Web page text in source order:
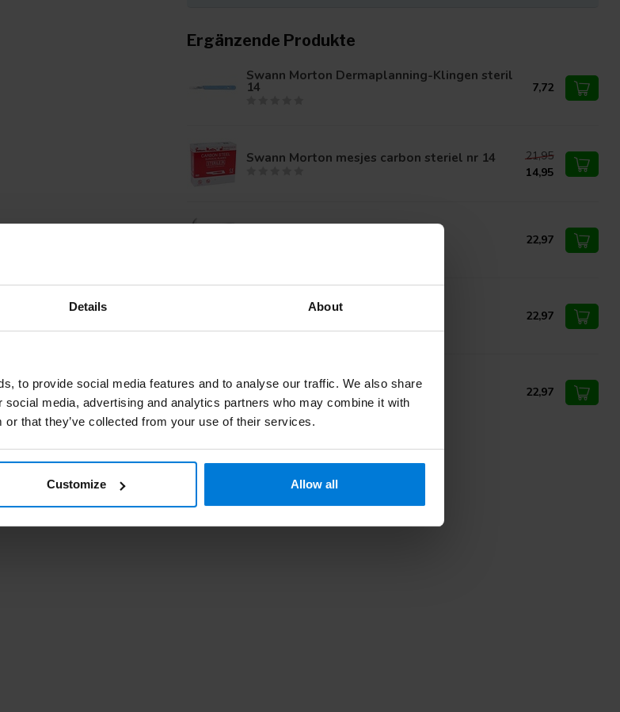
Details About
to provide social media features and to analyse our traffic. We also share
media, advertising and analytics partners who may combine it with
or that they’ve collected from your use of their services.
Customize Allow all
Ergänzende Produkte
Swann Morton Dermaplanning-Klingen steril
14 7,72
Swann Morton mesjes carbon steriel nr 14
21,95
14,95
22,97
Swann Morton Klingen steril 11 22,97
Swann Morton Klingen steril 10 22,97